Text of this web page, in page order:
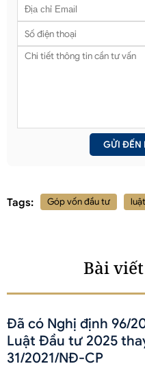
Tags: Góp vốn đầu tư
Bài
Đã có Nghị định 96/
Luật Đầu tư 2025
31/2021/NĐ-CP